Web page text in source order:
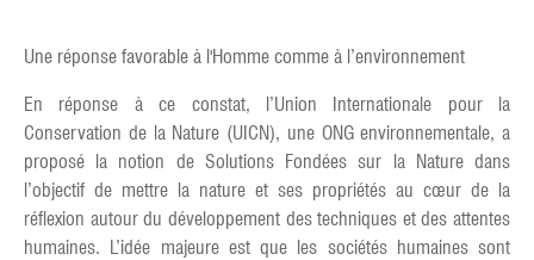
Une réponse favorable à l'Homme comme à l’environnement
En réponse à ce constat, l’Union Internationale pour la
Conservation de la Nature (UICN), une ONG environnementale, a
proposé la notion de Solutions Fondées sur la Nature dans
l’objectif de mettre la nature et ses propriétés au cœur de la
réflexion autour du développement des techniques et des attentes
humaines. L’idée majeure est que les sociétés humaines sont